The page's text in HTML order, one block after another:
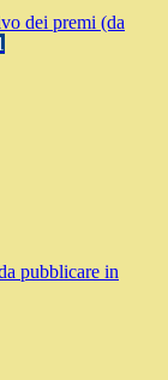
dei premi (da
pubblicare in